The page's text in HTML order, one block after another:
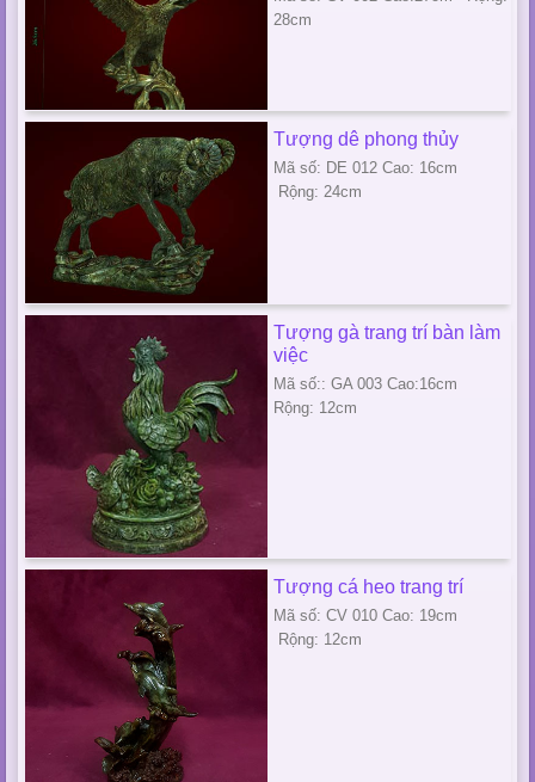
28cm
Tượng dê phong thủy
Mã số: DE 012 Cao: 16cm
Rộng: 24cm
Tượng gà trang trí bàn làm
việc
Mã số:: GA 003 Cao:16cm
Rộng: 12cm
Tượng cá heo trang trí
Mã số: CV 010 Cao: 19cm
Rộng: 12cm